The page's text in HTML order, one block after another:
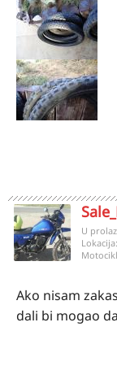
U
Lokacija:
Ako nisam
dali bi mogao